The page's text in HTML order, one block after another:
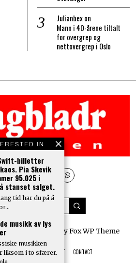
IN
billetter
Pia Skevik
95.025 i
stanset salget.
tid har du på å
musikk av lys
musikken
liksom i to sfærer.
Julianbexon
Mann i 40-årene tiltalt
for overgrep og
nettovergrep i Oslo
Designed byFox WP Theme
PRIVACY ADVERTISEMENT CONTACT